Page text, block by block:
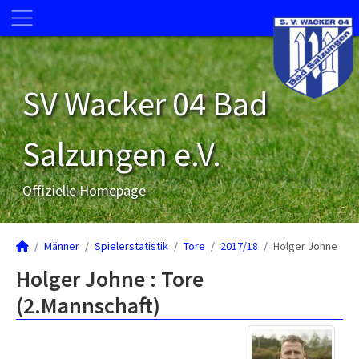
SV Wacker 04 Bad
Salzungen e.V.
Offizielle Homepage
Männer Spielerstatistik Tore 2017/18 Holger Johne
Holger Johne : Tore
(2.Mannschaft)